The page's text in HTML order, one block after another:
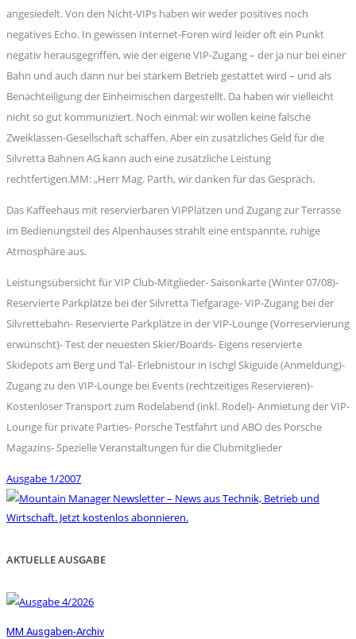
angesiedelt. Von den Nicht-VIPs haben wir weder positives noch
negatives Echo. In gewissen Internet-Foren wird leider oft ein Punkt
negativ herausgegriffen, wie der eigene VIP-Zugang – der ja nur bei einer
Bahn und auch dann nur bei starkem Betrieb gestattet wird – und als
Benachteiligung der Einheimischen dargestellt. Da haben wir vielleicht
nicht so gut kommuniziert. Noch einmal: wir wollen keine falsche
Zweiklassen-Gesellschaft schaffen. Aber ein zusätzliches Geld für die
Silvretta Bahnen AG kann auch eine zusätzliche Leistung
rechtfertigen.MM: „Herr Mag. Parth, wir danken für das Gespräch.
Das Kaffeehaus mit reservierbaren VIPPlätzen und Zugang zur Terrasse
im Bedienungsteil des Alpenhauses strahlt eine entspannte, ruhige
Atmosphäre aus.
Leistungsübersicht für VIP Club-Mitglieder- Saisonkarte (Winter 07/08)-
Reservierte Parkplätze bei der Silvretta Tiefgarage- VIP-Zugang bei der
Silvrettebahn- Reservierte Parkplätze in der VIP-Lounge (Vorreservierung
erwünscht)- Test der neuesten Skier/Boards- Eigens reservierte
Skidepots am Berg und Tal- Erlebnistour in Ischgl Skiguide (Anmeldung)-
Zugang zu den VIP-Lounge bei Events (rechtzeitiges Reservieren)-
Kostenloser Transport zum Rodelabend (inkl. Rodel)- Anmietung der VIP-
Lounge für private Parties- Porsche Testfahrt und ABO des Porsche
Magazins- Spezielle Veranstaltungen für die Clubmitglieder
Ausgabe 1/2007
AKTUELLE AUSGABE
MM Ausgaben-Archiv